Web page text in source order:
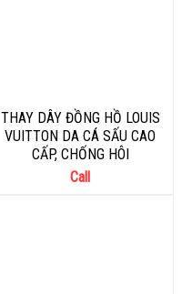
THAY DÂY ĐỒNG HỒ LOUIS
VUITTON DA CÁ SẤU CAO
CẤP, CHỐNG HÔI
Call